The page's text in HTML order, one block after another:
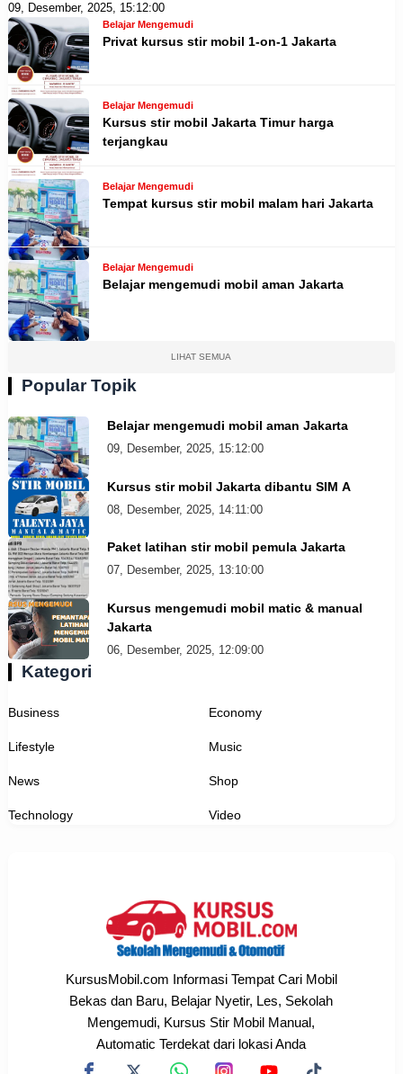
09, Desember, 2025, 15:12:00
Belajar Mengemudi
Privat kursus stir mobil 1-on-1 Jakarta
Belajar Mengemudi
Kursus stir mobil Jakarta Timur harga
terjangkau
Belajar Mengemudi
Tempat kursus stir mobil malam hari Jakarta
Belajar Mengemudi
Belajar mengemudi mobil aman Jakarta
LIHAT SEMUA
Popular Topik
Belajar mengemudi mobil aman Jakarta
09, Desember, 2025, 15:12:00
Kursus stir mobil Jakarta dibantu SIM A
08, Desember, 2025, 14:11:00
Paket latihan stir mobil pemula Jakarta
07, Desember, 2025, 13:10:00
Kursus mengemudi mobil matic & manual
Jakarta
06, Desember, 2025, 12:09:00
Kategori
Business Economy
Lifestyle Music
News Shop
Technology Video
KursusMobil.com Informasi Tempat Cari Mobil
Bekas dan Baru, Belajar Nyetir, Les, Sekolah
Mengemudi, Kursus Stir Mobil Manual,
Automatic Terdekat dari lokasi Anda